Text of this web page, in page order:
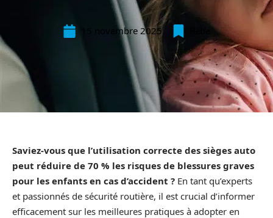
15 novembre 2025
Saviez-vous que l’utilisation correcte des sièges auto
peut réduire de 70 % les risques de blessures graves
pour les enfants en cas d’accident ? En tant qu’experts
et passionnés de sécurité routière, il est crucial d’informer
efficacement sur les meilleures pratiques à adopter en